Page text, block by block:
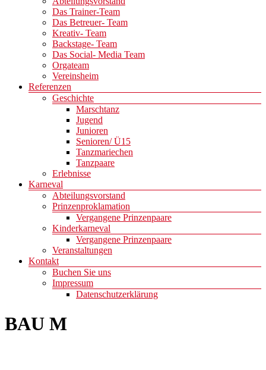
Das Trainer-Team
Das Betreuer- Team
Kreativ- Team
Backstage- Team
Das Social- Media Team
Orgateam
Vereinsheim
Referenzen
Geschichte
Marschtanz
Jugend
Junioren
Senioren/ Ü15
Tanzmariechen
Tanzpaare
Erlebnisse
Karneval
Abteilungsvorstand
Prinzenproklamation
Vergangene Prinzenpaare
Kinderkarneval
Vergangene Prinzenpaare
Veranstaltungen
Kontakt
Buchen Sie uns
Impressum
Datenschutzerklärung
BAU M